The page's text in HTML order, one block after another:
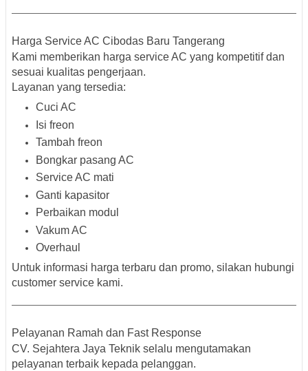
Harga Service AC Cibodas Baru Tangerang
Kami memberikan harga service AC yang kompetitif dan
sesuai kualitas pengerjaan.
Layanan yang tersedia:
Cuci AC
Isi freon
Tambah freon
Bongkar pasang AC
Service AC mati
Ganti kapasitor
Perbaikan modul
Vakum AC
Overhaul
Untuk informasi harga terbaru dan promo, silakan hubungi
customer service kami.
Pelayanan Ramah dan Fast Response
CV. Sejahtera Jaya Teknik selalu mengutamakan
pelayanan terbaik kepada pelanggan.